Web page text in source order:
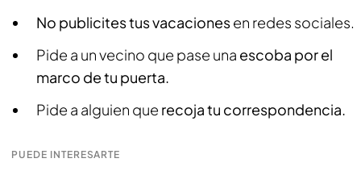
No publicites tus vacacionesen redes sociales.
Pide a un vecino que pase una escoba por el
marco de tu puerta.
Pide a alguien que recoja tu correspondencia.
PUEDE INTERESARTE